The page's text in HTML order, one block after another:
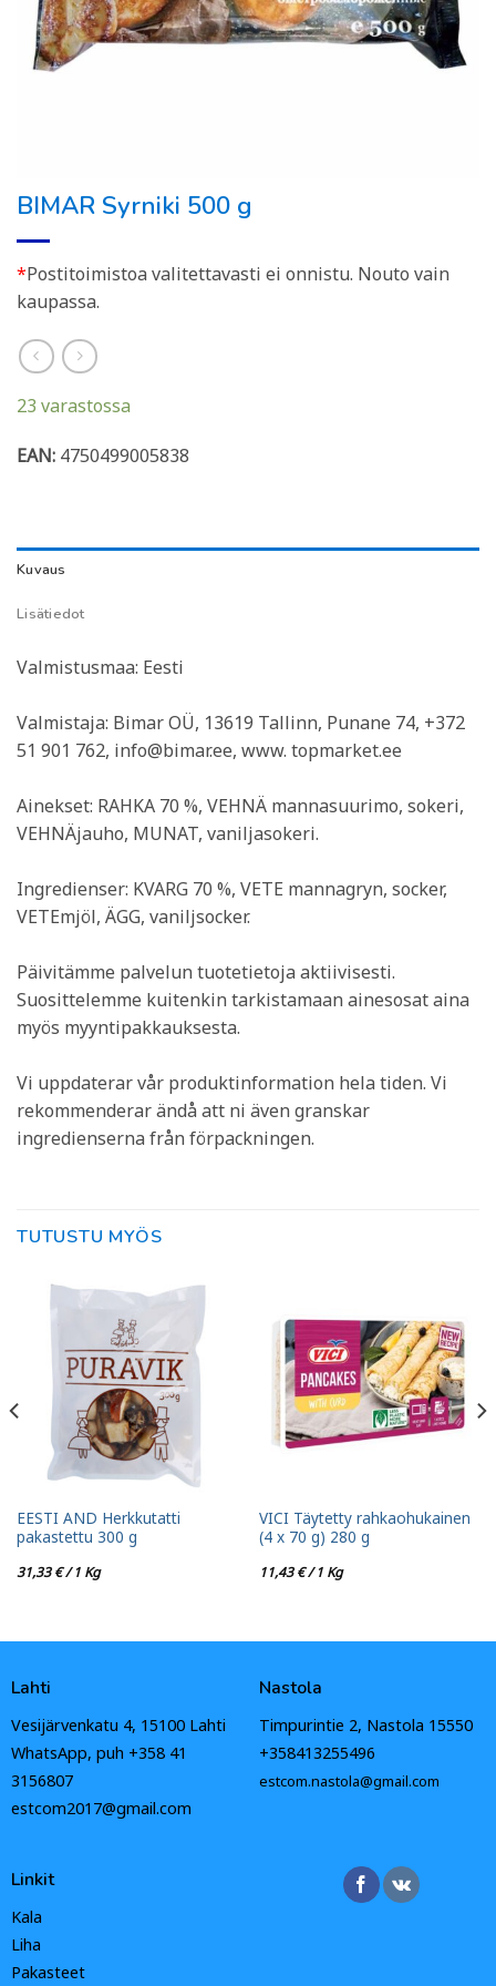
BIMAR Syrniki 500 g
*Postitoimistoa valitettavasti ei onnistu. Nouto vain
kaupassa.
23 varastossa
EAN: 4750499005838
Kuvaus
Lisätiedot
Valmistusmaa: Eesti
Valmistaja: Bimar OÜ, 13619 Tallinn, Punane 74, +372
51 901 762, info@bimar.ee, www. topmarket.ee
Ainekset: RAHKA 70 %, VEHNÄ mannasuurimo, sokeri,
VEHNÄjauho, MUNAT, vaniljasokeri.
Ingredienser: KVARG 70 %, VETE mannagryn, socker,
VETEmjöl, ÄGG, vaniljsocker.
Päivitämme palvelun tuotetietoja aktiivisesti.
Suosittelemme kuitenkin tarkistamaan ainesosat aina
myös myyntipakkauksesta.
Vi uppdaterar vår produktinformation hela tiden. Vi
rekommenderar ändå att ni även granskar
ingredienserna från förpackningen.
TUTUSTU MYÖS
EESTI AND Herkkutatti
pakastettu 300 g
31,33€/ 1 Kg
VICI Täytetty rahkaohukainen
(4 x 70 g) 280 g
11,43€/ 1 Kg
Lahti
Vesijärvenkatu 4, 15100 Lahti
WhatsApp, puh +358 41
3156807
estcom2017@gmail.com
Nastola
Timpurintie 2, Nastola 15550
+358413255496
estcom.nastola@gmail.com
Linkit
Kala
Liha
Pakasteet